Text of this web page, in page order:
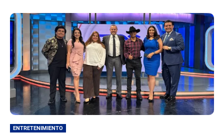
ENTRETENIMIENTO